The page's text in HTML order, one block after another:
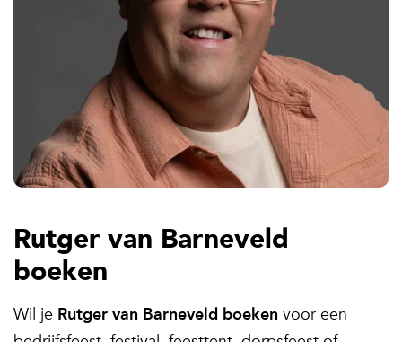
Rutger van Barneveld
boeken
Wil je Rutger van Barneveld boeken voor een